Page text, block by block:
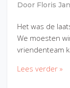
Door Floris
Het was de
We moesten
vriendenteam
Lees verder »